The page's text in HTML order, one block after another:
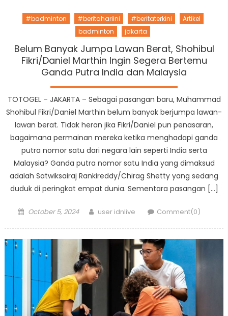
#badminton #beritahariini #beritaterkini
Artikel
badminton
jakarta
Belum Banyak Jumpa Lawan Berat, Shohibul
Fikri/Daniel Marthin Ingin Segera Bertemu
Ganda Putra India dan Malaysia
TOTOGEL – JAKARTA – Sebagai pasangan baru, Muhammad
Shohibul Fikri/Daniel Marthin belum banyak berjumpa lawan-
lawan berat. Tidak heran jika Fikri/Daniel pun penasaran,
bagaimana permainan mereka ketika menghadapi ganda
putra nomor satu dari negara lain seperti India serta
Malaysia? Ganda putra nomor satu India yang dimaksud
adalah Satwiksairaj Rankireddy/Chirag Shetty yang sedang
duduk di peringkat empat dunia. Sementara pasangan […]
Posted
October 5, 2024 Author
user idnlive Comment(0)